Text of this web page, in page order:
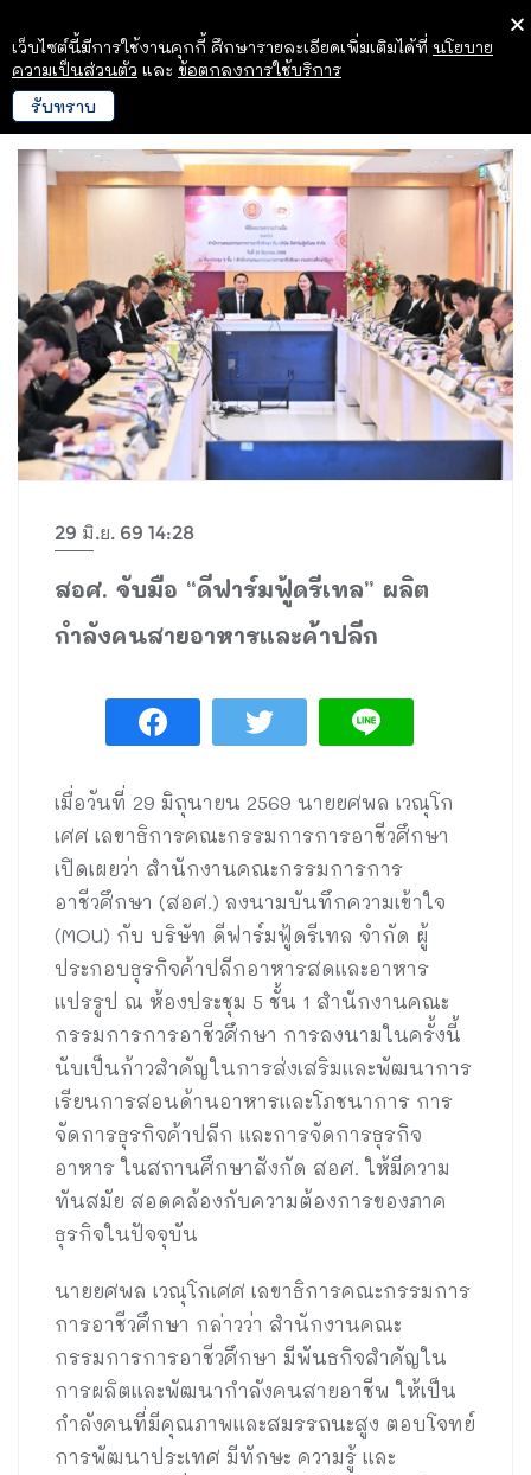
29 มิ.ย. 69 14:28
สอศ. จับมือ “ดีฟาร์มฟู้ดรีเทล” ผลิต
กำลังคนสายอาหารและค้าปลีก
เมื่อวันที่ 29 มิถุนายน 2569 นายยศพล เวณุโก
เศศ เลขาธิการคณะกรรมการการอาชีวศึกษา
เปิดเผยว่า สำนักงานคณะกรรมการการ
อาชีวศึกษา (สอศ.) ลงนามบันทึกความเข้าใจ
(MOU) กับ บริษัท ดีฟาร์มฟู้ดรีเทล จำกัด ผู้
ประกอบธุรกิจค้าปลีกอาหารสดและอาหาร
แปรรูป ณ ห้องประชุม 5 ชั้น 1 สำนักงานคณะ
กรรมการการอาชีวศึกษา การลงนามในครั้งนี้
นับเป็นก้าวสำคัญในการส่งเสริมและพัฒนาการ
เรียนการสอนด้านอาหารและโภชนาการ การ
จัดการธุรกิจค้าปลีก และการจัดการธุรกิจ
อาหาร ในสถานศึกษาสังกัด สอศ. ให้มีความ
ทันสมัย สอดคล้องกับความต้องการของภาค
ธุรกิจในปัจจุบัน
นายยศพล เวณุโกเศศ เลขาธิการคณะกรรมการ
การอาชีวศึกษา กล่าวว่า สำนักงานคณะ
กรรมการการอาชีวศึกษา มีพันธกิจสำคัญใน
การผลิตและพัฒนากำลังคนสายอาชีพ ให้เป็น
กำลังคนที่มีคุณภาพและสมรรถนะสูง ตอบโจทย์
การพัฒนาประเทศ มีทักษะ ความรู้ และ
เว็บไซต์นี้มีการใช้งานคุกกี้ ศึกษารายละเอียดเพิ่มเติมได้ที่ นโยบาย
ความเป็นส่วนตัว และ ข้อตกลงการใช้บริการ
รับทราบ